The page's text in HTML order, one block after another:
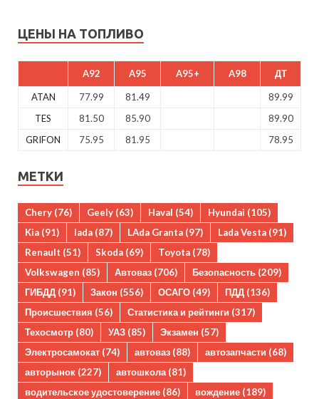
ЦЕНЫ НА ТОПЛИВО
A92 A95 A95+ A98 ДТ
ATAN 77.99 81.49
89.99
TES
81.50 85.90
89.90
GRIFON
75.95 81.95 78.95
МЕТКИ
Chery (76) Geely (63) Haval (54) Hyundai (105)
Kia (91) lada (87) LAda Granta (97) Lada Vesta (91)
Renault (51) Skoda (69) Toyota (78)
Volkswagen (85) Автоваз (706) Безопасность (209)
ГИБДД (91) Закон (556) ОСАГО (49) ПДД (136)
Происшествия (56) Статистика и рейтинги (317)
Техосмотр (80) УАЗ (85) Экзамен (57)
Электросамокат (74) автоваз (88) автозапчасти (68)
авторынок (227) автошкола(81)
водительское удостоверение (86) вождение (189)